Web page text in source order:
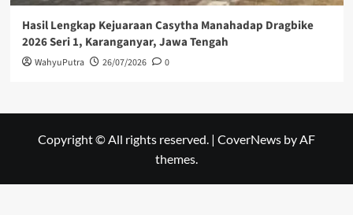
Hasil Lengkap Kejuaraan Casytha Manahadap Dragbike
2026 Seri 1, Karanganyar, Jawa Tengah
WahyuPutra 26/07/2026 0
Copyright © All rights reserved. | CoverNews by AF
themes.